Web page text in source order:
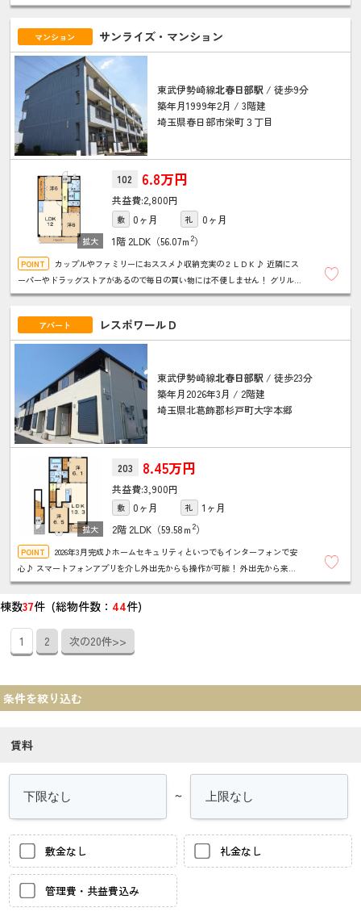
で使え経済的♪ 宅配ＢＯＸ付きで不在時でも荷物の受取ができます！
マンション サンライズ・マンション
東武伊勢崎線北春日部駅 / 徒歩9分
築年月1999年2月 / 3階建
埼玉県春日部市栄町３丁目
102 6.8万円
2,800円
敷 0ヶ月 礼
0ヶ月
1階 2LDK（56.07ｍ 2）
カップルやファミリーにおススメ♪収納充実の２ＬＤＫ♪ 近隣にス
ーパーやドラッグストアがあるので毎日の買い物には不便しません！ グリル付
き2口コンロのシステムキッチンでお料理も楽しめます♪
アパート レスポワールＤ
東武伊勢崎線北春日部駅 / 徒歩23分
築年月2026年3月 / 2階建
埼玉県北葛飾郡杉戸町大字本郷
203 8.45万円
3,900円
敷 0ヶ月 礼
1ヶ月
2階 2LDK（59.58ｍ 2）
2026年3月完成♪ホームセキュリティといつでもインターフォンで安
心♪ スマートフォンアプリを介し外出先からも操作が可能！ 外出先から来客
応答や録画映像を確認できる！ 防振フローリングで階下への物音を軽減！
棟数37件 (総物件数： 44件)
1 2 次の20件>>
条件を絞り込む
賃料
～
敷金なし 礼金なし
管理費・共益費込み